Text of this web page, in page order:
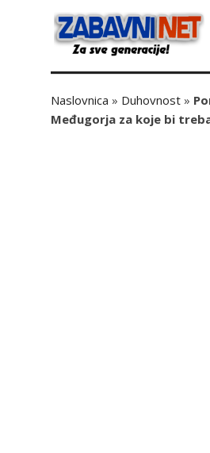
Naslovnica » Duhovnost »
Međugorja za koje bi